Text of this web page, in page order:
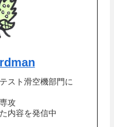
スト滑空機部門に
攻
内容を発信中